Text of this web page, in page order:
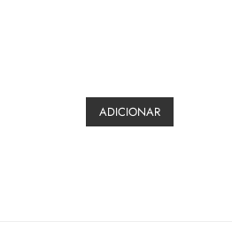
ADICIONAR